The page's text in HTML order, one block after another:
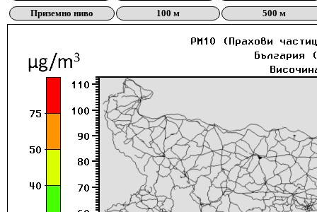
Приземно ниво 100 м 500 м